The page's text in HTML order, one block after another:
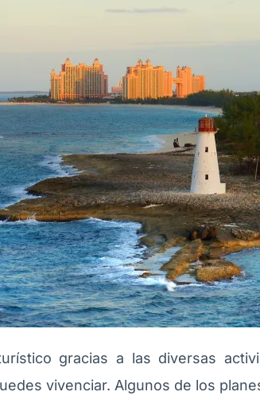
gracias a las diversas
vivenciar. Algunos de los